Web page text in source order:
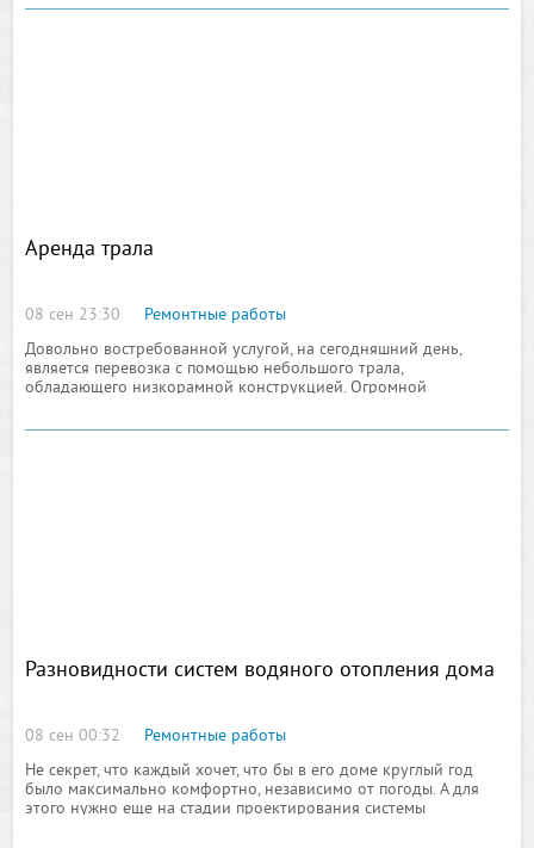
многоугольной, комбинированной
Аренда трала
08 сен 23:30
Ремонтные работы
Довольно востребованной услугой, на сегодняшний день,
является перевозка с помощью небольшого трала,
обладающего низкорамной конструкцией. Огромной
среде работы специализированной техники, к примеру, малых
Разновидности систем водяного отопления дома
08 сен 00:32
Ремонтные работы
Не секрет, что каждый хочет, что бы в его доме круглый год
было максимально комфортно, независимо от погоды. А для
этого нужно еще на стадии проектирования системы